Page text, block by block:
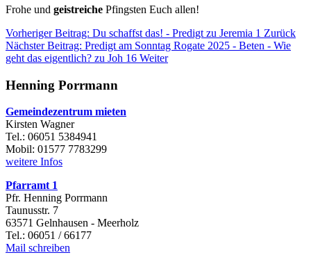
Frohe und geistreiche Pfingsten Euch allen!
Vorheriger Beitrag: Du schaffst das! - Predigt zu Jeremia 1 Zurück
Nächster Beitrag: Predigt am Sonntag Rogate 2025 - Beten - Wie
geht das eigentlich? zu Joh 16 Weiter
Henning Porrmann
Gemeindezentrum mieten
Kirsten Wagner
Tel.: 06051 5384941
Mobil: 01577 7783299
weitere Infos
Pfarramt 1
Pfr. Henning Porrmann
Taunusstr. 7
63571 Gelnhausen - Meerholz
Tel.: 06051 / 66177
Mail schreiben